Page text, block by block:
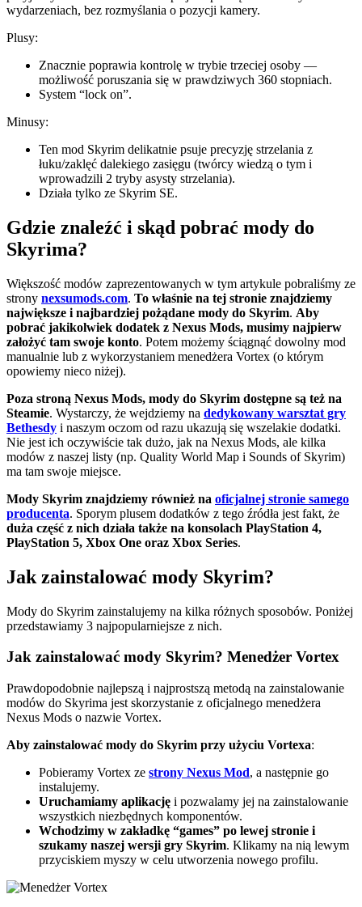
wydarzeniach, bez rozmyślania o pozycji kamery.
Plusy:
Znacznie poprawia kontrolę w trybie trzeciej osoby —
możliwość poruszania się w prawdziwych 360 stopniach.
System “lock on”.
Minusy:
Ten mod Skyrim delikatnie psuje precyzję strzelania z
łuku/zaklęć dalekiego zasięgu (twórcy wiedzą o tym i
wprowadzili 2 tryby asysty strzelania).
Działa tylko ze Skyrim SE.
Gdzie znaleźć i skąd pobrać mody do
Skyrima?
Większość modów zaprezentowanych w tym artykule pobraliśmy ze
strony nexsumods.com. To właśnie na tej stronie znajdziemy
największe i najbardziej pożądane mody do Skyrim. Aby
pobrać jakikolwiek dodatek z Nexus Mods, musimy najpierw
założyć tam swoje konto. Potem możemy ściągnąć dowolny mod
manualnie lub z wykorzystaniem menedżera Vortex (o którym
opowiemy nieco niżej).
Poza stroną Nexus Mods, mody do Skyrim dostępne są też na
Steamie. Wystarczy, że wejdziemy na dedykowany warsztat gry
Bethesdy i naszym oczom od razu ukazują się wszelakie dodatki.
Nie jest ich oczywiście tak dużo, jak na Nexus Mods, ale kilka
modów z naszej listy (np. Quality World Map i Sounds of Skyrim)
ma tam swoje miejsce.
Mody Skyrim znajdziemy również na oficjalnej stronie samego
producenta. Sporym plusem dodatków z tego źródła jest fakt, że
duża część z nich działa także na konsolach PlayStation 4,
PlayStation 5, Xbox One oraz Xbox Series.
Jak zainstalować mody Skyrim?
Mody do Skyrim zainstalujemy na kilka różnych sposobów. Poniżej
przedstawiamy 3 najpopularniejsze z nich.
Jak zainstalować mody Skyrim? Menedżer Vortex
Prawdopodobnie najlepszą i najprostszą metodą na zainstalowanie
modów do Skyrima jest skorzystanie z oficjalnego menedżera
Nexus Mods o nazwie Vortex.
Aby zainstalować mody do Skyrim przy użyciu Vortexa:
Pobieramy Vortex ze strony Nexus Mod, a następnie go
instalujemy.
Uruchamiamy aplikację i pozwalamy jej na zainstalowanie
wszystkich niezbędnych komponentów.
Wchodzimy w zakładkę “games” po lewej stronie i
szukamy naszej wersji gry Skyrim. Klikamy na nią lewym
przyciskiem myszy w celu utworzenia nowego profilu.